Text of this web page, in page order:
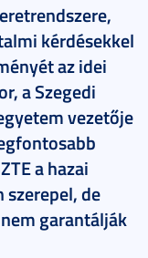
kérdésekkel
az idei
a Szegedi
vezetője
a hazai
de
garantálják